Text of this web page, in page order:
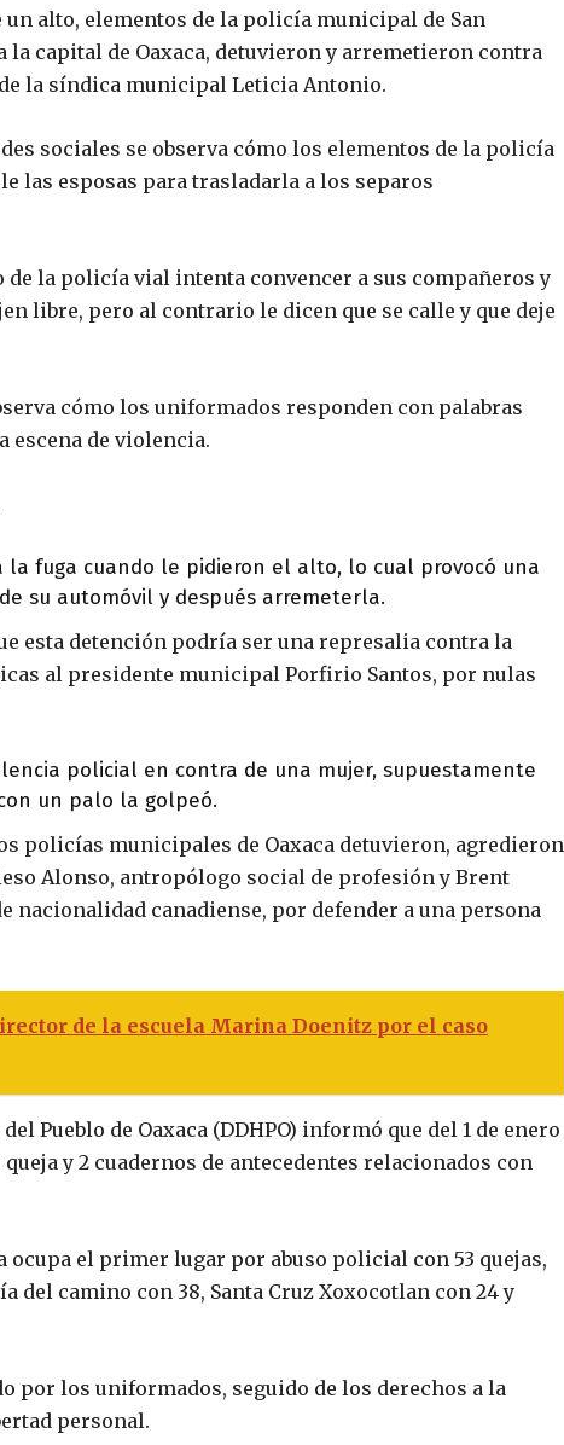
un alto, elementos de la policía municipal de San
capital de Oaxaca, detuvieron y arremetieron contra
la síndica municipal Leticia Antonio.
sociales se observa cómo los elementos de la policía
las esposas para trasladarla a los separos
la policía vial intenta convencer a sus compañeros y
libre, pero al contrario le dicen que se calle y que deje
cómo los uniformados responden con palabras
escena de violencia.
fuga cuando le pidieron el alto, lo cual provocó una
su automóvil y después arremeterla.
esta detención podría ser una represalia contra la
al presidente municipal Porfirio Santos, por nulas
policial en contra de una mujer, supuestamente
un palo la golpeó.
policías municipales de Oaxaca detuvieron, agredieron
Alonso, antropólogo social de profesión y Brent
nacionalidad canadiense, por defender a una persona
de la escuela Marina Doenitz por el caso
Pueblo de Oaxaca (DDHPO) informó que del 1 de enero
y 2 cuadernos de antecedentes relacionados con
ocupa el primer lugar por abuso policial con 53 quejas,
del camino con 38, Santa Cruz Xoxocotlan con 24 y
por los uniformados, seguido de los derechos a la
personal.